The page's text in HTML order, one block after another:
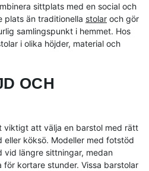
sittplats med en social och
plats än traditionella stolar och gör
samlingspunkt i hemmet. Hos
i olika höjder, material och
OCH
viktigt att välja en barstol med rätt
eller köksö. Modeller med fotstöd
längre sittningar, medan
kortare stunder. Vissa barstolar